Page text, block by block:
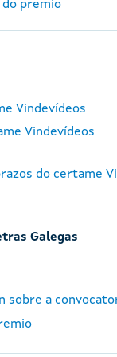
do premio
Vindevídeos
Vindevídeos
do certame
Galegas
sobre a